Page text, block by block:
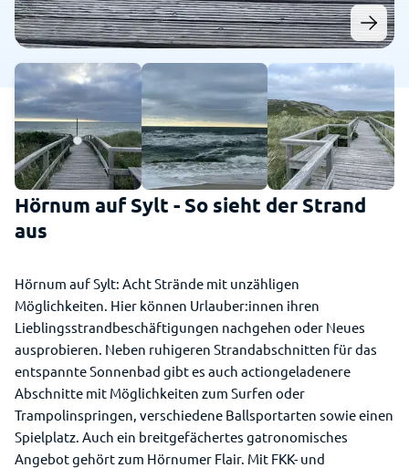
Hörnum auf Sylt - So sieht der Strand
aus
Hörnum auf Sylt: Acht Strände mit unzähligen
Möglichkeiten. Hier können Urlauber:innen ihren
Lieblingsstrandbeschäftigungen nachgehen oder Neues
ausprobieren. Neben ruhigeren Strandabschnitten für das
entspannte Sonnenbad gibt es auch actiongeladenere
Abschnitte mit Möglichkeiten zum Surfen oder
Trampolinspringen, verschiedene Ballsportarten sowie einen
Spielplatz. Auch ein breitgefächertes gatronomisches
Angebot gehört zum Hörnumer Flair. Mit FKK- und